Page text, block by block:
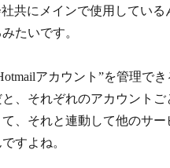
共にメインで使用してい
たいです。
アカウント”を管理でき
、それぞれのアカウント
、それと連動して他のサ
すよね。